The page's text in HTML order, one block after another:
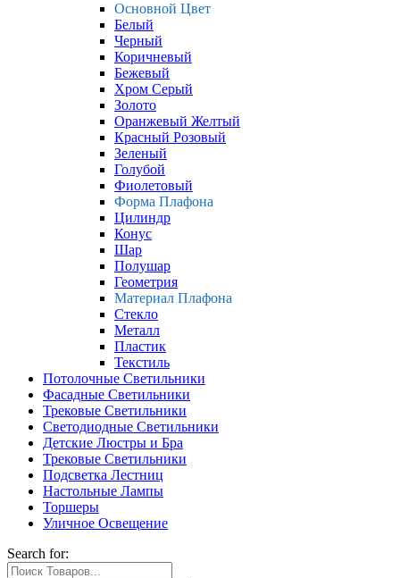
Основной Цвет
Белый
Черный
Коричневый
Бежевый
Хром Серый
Золото
Оранжевый Желтый
Красный Розовый
Зеленый
Голубой
Фиолетовый
Форма Плафона
Цилиндр
Конус
Шар
Полушар
Геометрия
Материал Плафона
Стекло
Металл
Пластик
Текстиль
Потолочные Светильники
Фасадные Светильники
Трековые Светильники
Светодиодные Светильники
Детские Люстры и Бра
Трековые Светильники
Подсветка Лестниц
Настольные Лампы
Торшеры
Уличное Освещение
Search for: